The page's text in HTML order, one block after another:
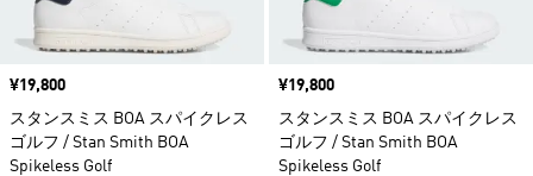
価格
¥19,800
スタンスミス BOA スパイクレス
ゴルフ / Stan Smith BOA
Spikeless Golf
価格
¥19,800
スタンスミス BOA スパイクレス
ゴルフ / Stan Smith BOA
Spikeless Golf